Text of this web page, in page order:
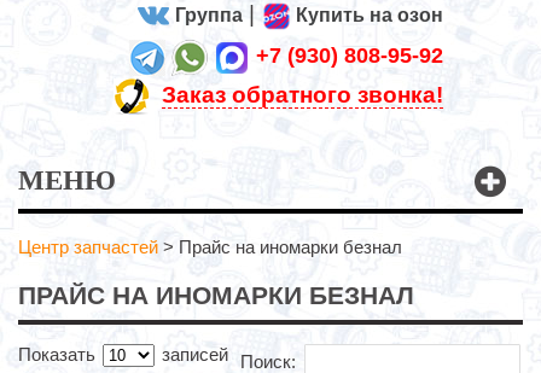
Группа Купить на озон
+7 (930) 808-95-92
Заказ обратного звонка!
МЕНЮ
Центр запчастей > Прайс на иномарки безнал
ПРАЙС НА ИНОМАРКИ БЕЗНАЛ
Показать записей Поиск: